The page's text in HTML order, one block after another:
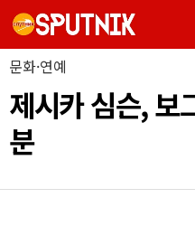
문화·연예
제시카 심슨, 보
분